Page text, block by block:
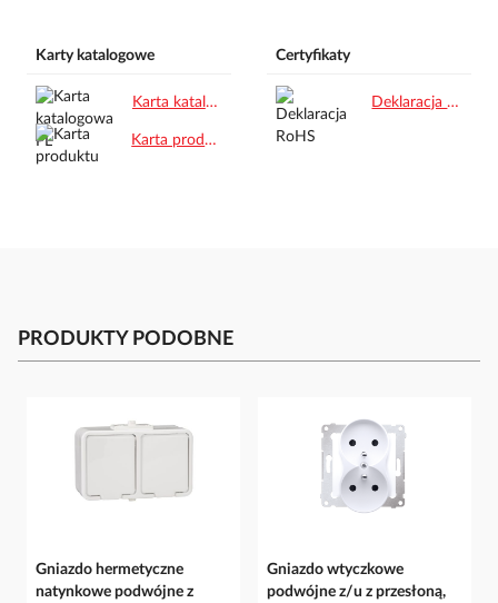
Karty katalogowe
Karta katalogowa PL.pdf
Karta produktu.pdf
Certyfikaty
Deklaracja RoHS.pdf
PRODUKTY PODOBNE
Gniazdo hermetyczne
natynkowe podwójne z
Gniazdo wtyczkowe
podwójne z/u z przesłoną,